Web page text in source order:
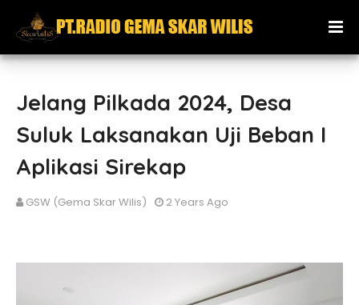
Jelang Pilkada 2024, Desa
Suluk Laksanakan Uji Beban I
Aplikasi Sirekap
GSW (Gema Skar Wilis) 2 Years Ago